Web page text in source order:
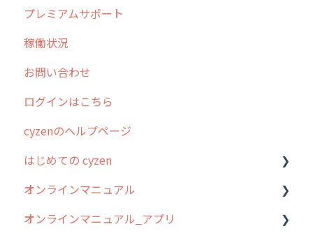
清掃
不動産
障害情報
リリース
2026年のリリース情報
2025年のリリース情報
2024年のリリース情報
2023年のリリース情報
過去のリリース
2019年までのリリース情報
お客様の声を実現しました
プレミアムサポート
稼働状況
お問い合わせ
ログインはこちら
cyzenのヘルプページ
はじめての cyzen
0. はじめてのcyzenの使い方
1. cyzenについて知ろう
オンラインマニュアル
管理サイトの使い始め
オンラインマニュアル_アプリ